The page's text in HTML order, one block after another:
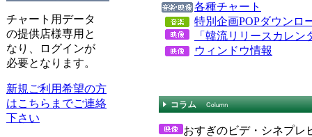
チャート用データ
の提供店様専用と
なり、ログインが
必要となります。
新規ご利用希望の方
はこちらまでご連絡
下さい
各種チャート
特別企画POPダウンロ
「韓流リリースカレ
ウィンドウ情報
おすぎのビデ・シネプレ